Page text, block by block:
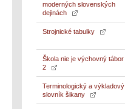
moderných slovenských
dejinách
Strojnické tabulky
Škola nie je výchovný tábor
2
Terminologický a výkladový
slovník šikany